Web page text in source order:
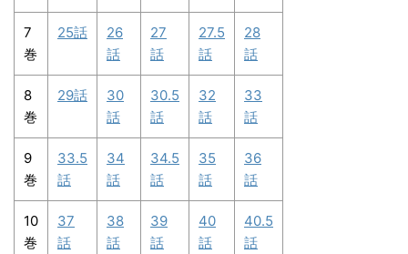
7
巻
25話
26
話
27
話
27.5
話
28
話
8
巻
29話
30
話
30.5
話
32
話
33
話
9
巻
33.5
話
34
話
34.5
話
35
話
36
話
10
巻
37
話
38
話
39
話
40
話
40.5
話